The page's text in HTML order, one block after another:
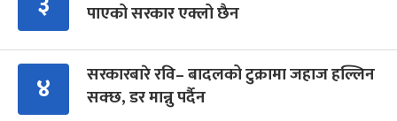
पाएको सरकार एक्लो छैन
४
सरकारबारे रवि– बादलको टुक्रामा जहाज हल्लिन
सक्छ, डर मान्नु पर्दैन